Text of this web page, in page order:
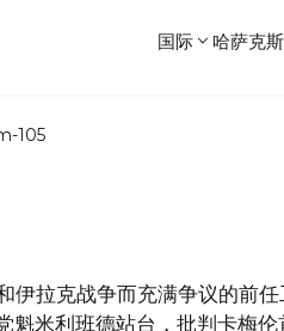
国际 哈萨克
105
伊拉克战争而充满争议的前任
魁米利班德站台，批判卡梅伦